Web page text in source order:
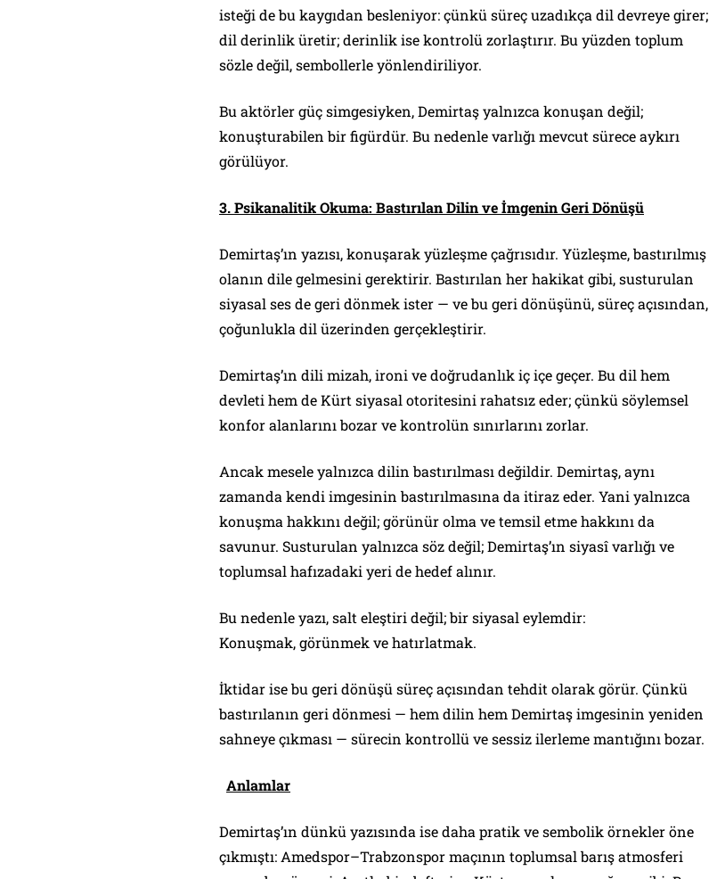
isteği de bu kaygıdan besleniyor: çünkü süreç uzadıkça dil devreye girer;
dil derinlik üretir; derinlik ise kontrolü zorlaştırır. Bu yüzden toplum
sözle değil, sembollerle yönlendiriliyor.
Bu aktörler güç simgesiyken, Demirtaş yalnızca konuşan değil;
konuşturabilen bir figürdür. Bu nedenle varlığı mevcut sürece aykırı
görülüyor.
3. Psikanalitik Okuma: Bastırılan Dilin ve İmgenin Geri Dönüşü
Demirtaş’ın yazısı, konuşarak yüzleşme çağrısıdır. Yüzleşme, bastırılmış
olanın dile gelmesini gerektirir. Bastırılan her hakikat gibi, susturulan
siyasal ses de geri dönmek ister — ve bu geri dönüşünü, süreç açısından,
çoğunlukla dil üzerinden gerçekleştirir.
Demirtaş’ın dili mizah, ironi ve doğrudanlık iç içe geçer. Bu dil hem
devleti hem de Kürt siyasal otoritesini rahatsız eder; çünkü söylemsel
konfor alanlarını bozar ve kontrolün sınırlarını zorlar.
Ancak mesele yalnızca dilin bastırılması değildir. Demirtaş, aynı
zamanda kendi imgesinin bastırılmasına da itiraz eder. Yani yalnızca
konuşma hakkını değil; görünür olma ve temsil etme hakkını da
savunur. Susturulan yalnızca söz değil; Demirtaş’ın siyasî varlığı ve
toplumsal hafızadaki yeri de hedef alınır.
Bu nedenle yazı, salt eleştiri değil; bir siyasal eylemdir:
Konuşmak, görünmek ve hatırlatmak.
İktidar ise bu geri dönüşü süreç açısından tehdit olarak görür. Çünkü
bastırılanın geri dönmesi — hem dilin hem Demirtaş imgesinin yeniden
sahneye çıkması — sürecin kontrollü ve sessiz ilerleme mantığını bozar.
Anlamlar
Demirtaş’ın dünkü yazısında ise daha pratik ve sembolik örnekler öne
çıkmıştı: Amedspor–Trabzonspor maçının toplumsal barış atmosferi